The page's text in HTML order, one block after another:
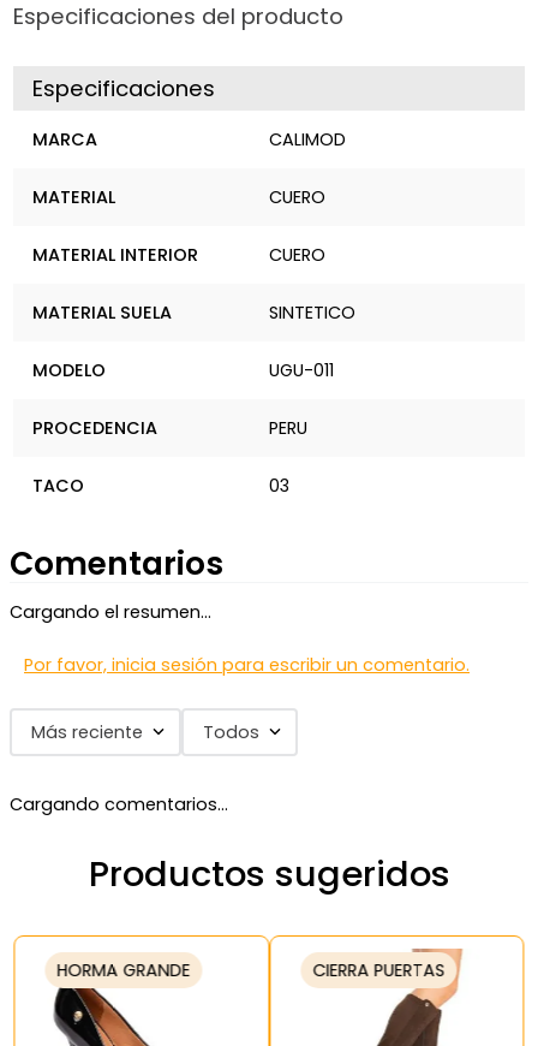
Especificaciones del producto
Especificaciones
MARCA CALIMOD
MATERIAL CUERO
MATERIAL INTERIOR CUERO
MATERIAL SUELA SINTETICO
MODELO UGU-011
PROCEDENCIA PERU
TACO 03
Comentarios
Cargando el resumen…
Por favor, inicia sesión para escribir un comentario.
Más reciente Todos
Cargando comentarios…
Productos sugeridos
HORMA GRANDE CIERRA PUERTAS